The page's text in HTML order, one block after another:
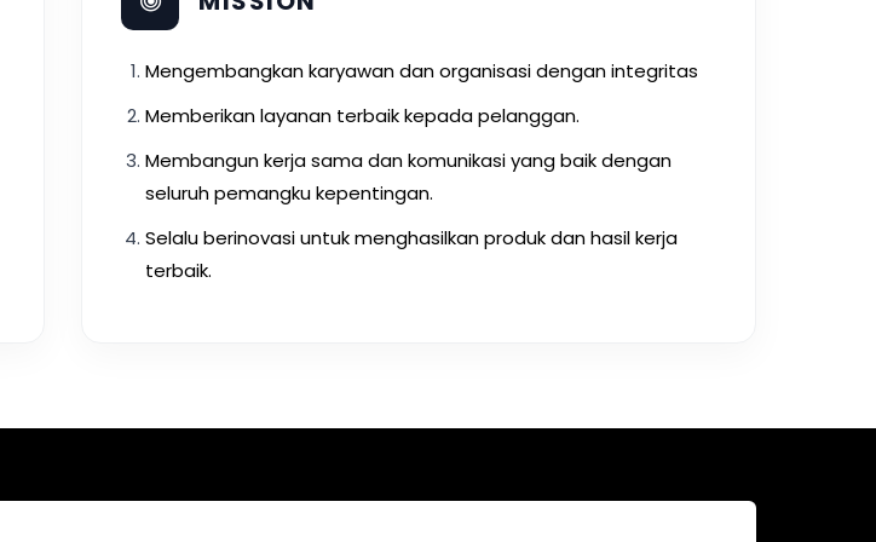
Mengembangkan karyawan dan organisasi dengan integritas
Memberikan layanan terbaik kepada pelanggan.
Membangun kerja sama dan komunikasi yang baik dengan
seluruh pemangku kepentingan.
Selalu berinovasi untuk menghasilkan produk dan hasil kerja
terbaik.